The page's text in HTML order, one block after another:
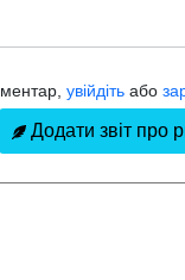
увійдіть або
Додати звіт про